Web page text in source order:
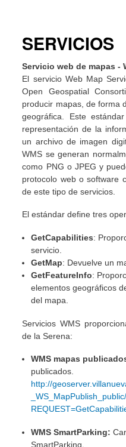
SERVICIOS
Servicio web de mapas -
El servicio Web Map
Open Geospatial
producir mapas, de forma
geográfica. Este
representación de la
un archivo de imagen
WMS se generan
como PNG o JPEG y
protocolo web o software
de este tipo de servicios.
El estándar define tres
GetCapabilities:
servicio.
GetMap: Devuelve un
GetFeatureInfo:
elementos geográficos
del mapa.
Servicios WMS
de la Serena:
WMS mapas
publicados.
http://
WMS SmartParking:
SmartParking.